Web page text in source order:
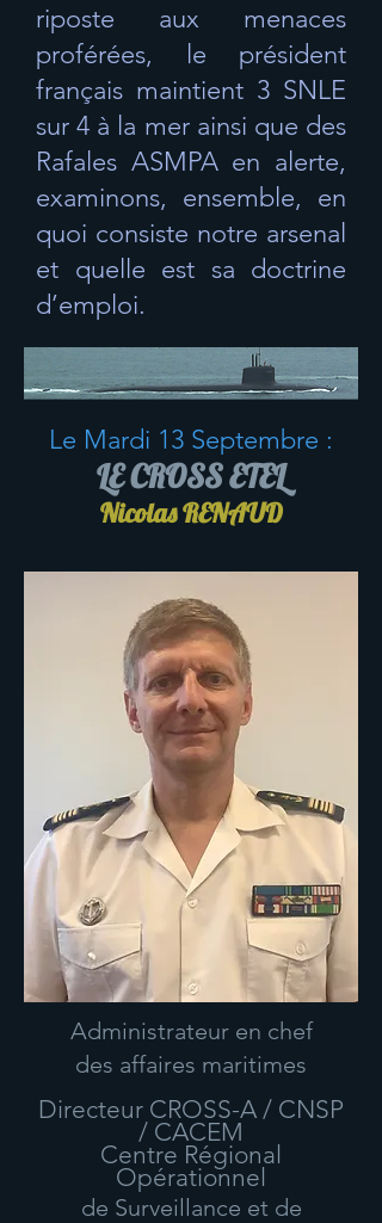
riposte aux menaces
proférées, le président
français maintient 3 SNLE
sur 4 à la mer ainsi que des
Rafales ASMPA en alerte,
examinons, ensemble, en
quoi consiste notre arsenal
et quelle est sa doctrine
d’emploi.
Le Mardi 13 Septembre :
LE CROSS ETEL
Nicolas RENAUD
Administrateur en chef
des affaires maritimes
Directeur CROSS-A / CNSP
/ CACEM
Centre Régional
Opérationnel
de Surveillance et de